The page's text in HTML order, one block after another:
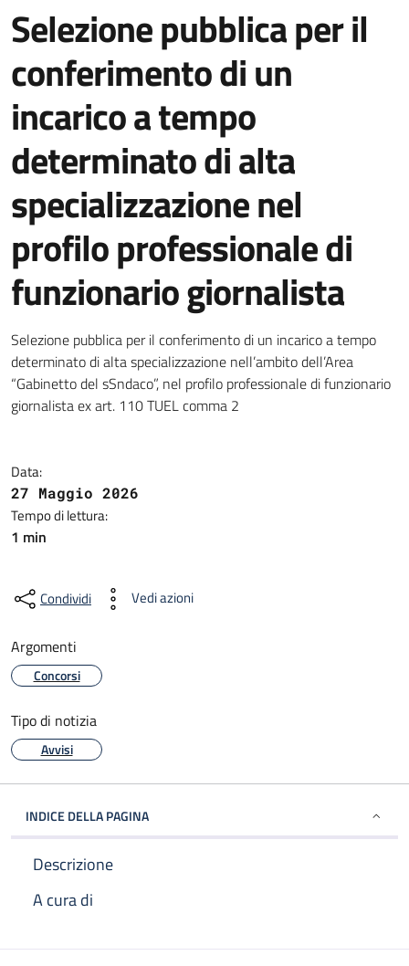
Selezione pubblica per il
conferimento di un
incarico a tempo
determinato di alta
specializzazione nel
profilo professionale di
funzionario giornalista
Selezione pubblica per il conferimento di un incarico a tempo
determinato di alta specializzazione nell’ambito dell’Area
“Gabinetto del sSndaco”, nel profilo professionale di funzionario
giornalista ex art. 110 TUEL comma 2
Data:
27 Maggio 2026
Tempo di lettura:
1 min
Condividi Vedi azioni
Argomenti
Concorsi
Tipo di notizia
Avvisi
INDICE DELLA PAGINA
Descrizione
A cura di